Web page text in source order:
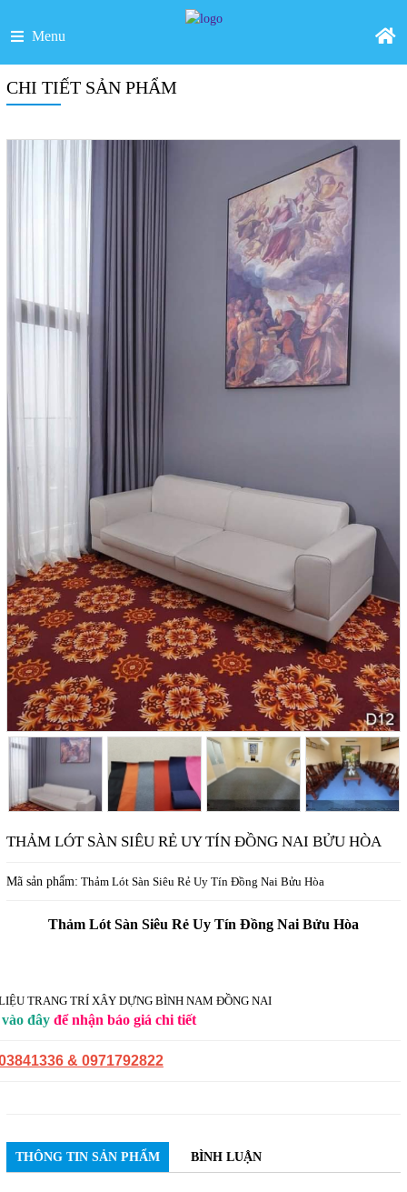
Menu
CHI TIẾT SẢN PHẨM
THẢM LÓT SÀN SIÊU RẺ UY TÍN ĐỒNG NAI BỬU HÒA
Mã sản phẩm: Thảm Lót Sàn Siêu Rẻ Uy Tín Đồng Nai Bửu Hòa
Thảm Lót Sàn Siêu Rẻ Uy Tín Đồng Nai Bửu Hòa
vào đâyđể nhận báo giá chi tiết
& 0971792822
THÔNG TIN SẢN PHẨM BÌNH LUẬN